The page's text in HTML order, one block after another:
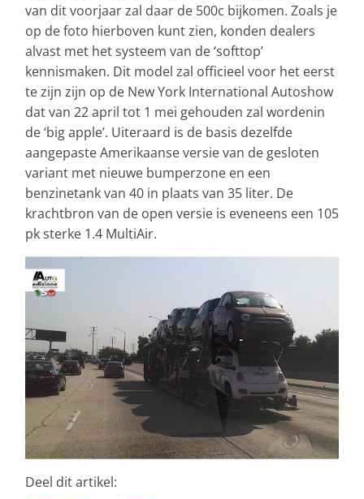
van dit voorjaar zal daar de 500c bijkomen. Zoals je
op de foto hierboven kunt zien, konden dealers
alvast met het systeem van de ‘softtop’
kennismaken. Dit model zal officieel voor het eerst
te zijn zijn op de New York International Autoshow
dat van 22 april tot 1 mei gehouden zal wordenin
de ‘big apple’. Uiteraard is de basis dezelfde
aangepaste Amerikaanse versie van de gesloten
variant met nieuwe bumperzone en een
benzinetank van 40 in plaats van 35 liter. De
krachtbron van de open versie is eveneens een 105
pk sterke 1.4 MultiAir.
Deel dit artikel: